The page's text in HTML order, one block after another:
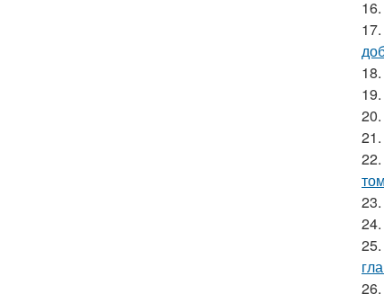
16.
17.
18.
19.
20.
21.
22.
23.
24.
25.
26.